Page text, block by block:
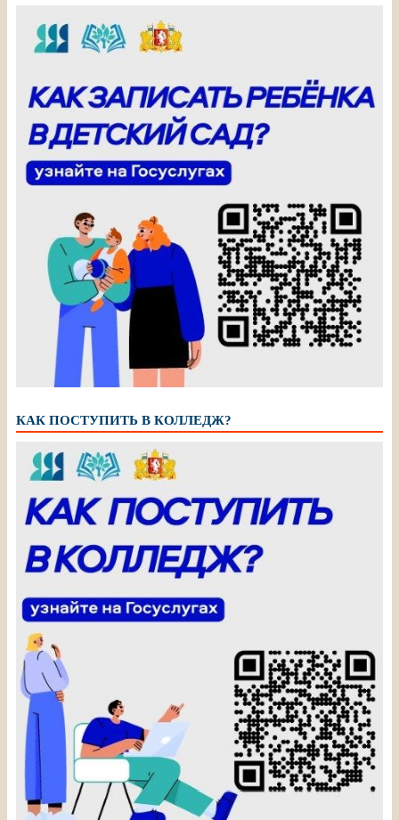
КАК ПОСТУПИТЬ В КОЛЛЕДЖ?